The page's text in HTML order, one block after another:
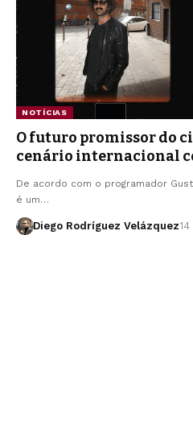
NOTÍCIAS
O futuro promissor do
cenário internacional
De acordo com o programador
é um…
Diego Rodríguez Velázquez